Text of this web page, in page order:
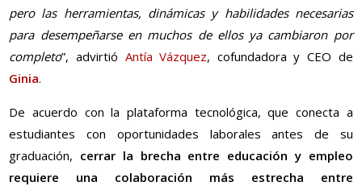
pero las herramientas, dinámicas y habilidades necesarias
para desempeñarse en muchos de ellos ya cambiaron por
completo”, advirtió Antía Vázquez, cofundadora y CEO de
Ginia.
De acuerdo con la plataforma tecnológica, que conecta a
estudiantes con oportunidades laborales antes de su
graduación, cerrar la brecha entre educación y empleo
requiere una colaboración más estrecha entre